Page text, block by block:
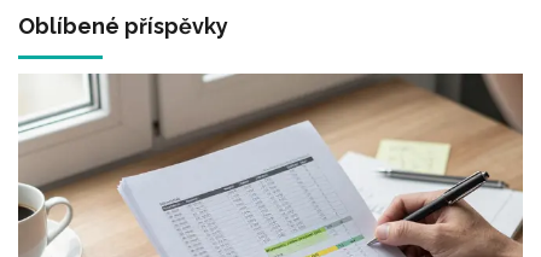
vybavení do domácnosti.
Oblíbené příspěvky